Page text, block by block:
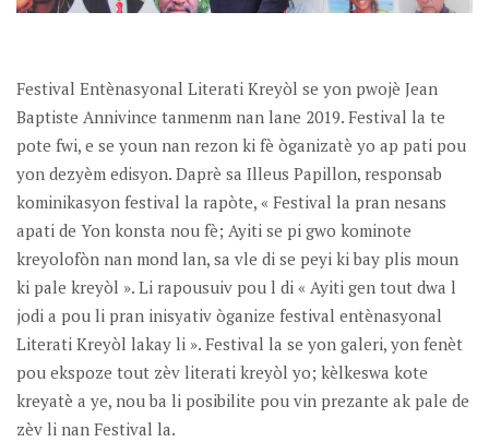
Festival Entènasyonal Literati Kreyòl se yon pwojè Jean
Baptiste Annivince tanmenm nan lane 2019. Festival la te
pote fwi, e se youn nan rezon ki fè òganizatè yo ap pati pou
yon dezyèm edisyon. Daprè sa Illeus Papillon, responsab
kominikasyon festival la rapòte, « Festival la pran nesans
apati de Yon konsta nou fè; Ayiti se pi gwo kominote
kreyolofòn nan mond lan, sa vle di se peyi ki bay plis moun
ki pale kreyòl ». Li rapousuiv pou l di « Ayiti gen tout dwa l
jodi a pou li pran inisyativ òganize festival entènasyonal
Literati Kreyòl lakay li ». Festival la se yon galeri, yon fenèt
pou ekspoze tout zèv literati kreyòl yo; kèlkeswa kote
kreyatè a ye, nou ba li posibilite pou vin prezante ak pale de
zèv li nan Festival la.